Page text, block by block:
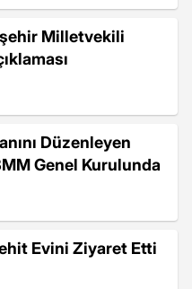
Milletvekili
Düzenleyen
Genel Kurulunda
Evini Ziyaret Etti